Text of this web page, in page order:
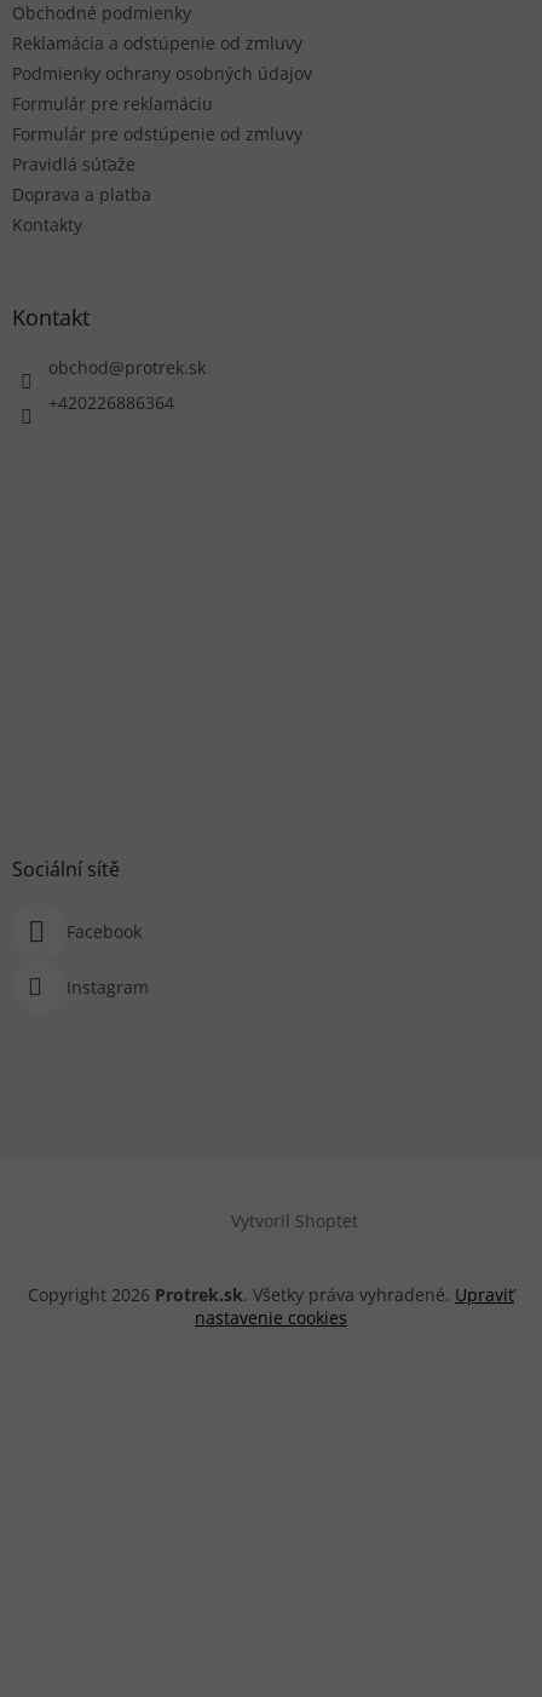
Obchodné podmienky
Reklamácia a odstúpenie od zmluvy
Podmienky ochrany osobných údajov
Formulár pre reklamáciu
Formulár pre odstúpenie od zmluvy
Pravidlá súťaže
Doprava a platba
Kontakty
Kontakt
obchod@protrek.sk
+420226886364
Sociální sítě
Facebook
Instagram
Vytvoril Shoptet
Copyright 2026 Protrek.sk. Všetky práva vyhradené. Upraviť
nastavenie cookies